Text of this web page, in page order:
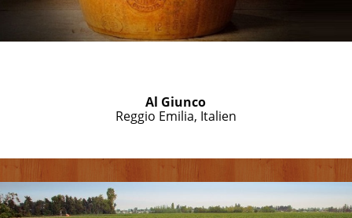
Al Giunco
Reggio Emilia, Italien